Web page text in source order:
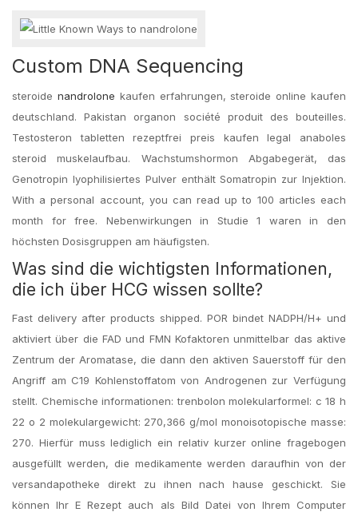
Custom DNA Sequencing
steroide nandrolone kaufen erfahrungen, steroide online kaufen
deutschland. Pakistan organon société produit des bouteilles.
Testosteron tabletten rezeptfrei preis kaufen legal anaboles
steroid muskelaufbau. Wachstumshormon Abgabegerät, das
Genotropin lyophilisiertes Pulver enthält Somatropin zur Injektion.
With a personal account, you can read up to 100 articles each
month for free. Nebenwirkungen in Studie 1 waren in den
höchsten Dosisgruppen am häufigsten.
Was sind die wichtigsten Informationen,
die ich über HCG wissen sollte?
Fast delivery after products shipped. POR bindet NADPH/H+ und
aktiviert über die FAD und FMN Kofaktoren unmittelbar das aktive
Zentrum der Aromatase, die dann den aktiven Sauerstoff für den
Angriff am C19 Kohlenstoffatom von Androgenen zur Verfügung
stellt. Chemische informationen: trenbolon molekularformel: c 18 h
22 o 2 molekulargewicht: 270,366 g/mol monoisotopische masse:
270. Hierfür muss lediglich ein relativ kurzer online fragebogen
ausgefüllt werden, die medikamente werden daraufhin von der
versandapotheke direkt zu ihnen nach hause geschickt. Sie
können Ihr E Rezept auch als Bild Datei von Ihrem Computer